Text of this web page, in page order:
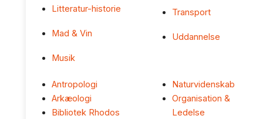
Litteratur-historie
Mad & Vin
Musik
Transport
Uddannelse
Antropologi
Arkæologi
Bibliotek Rhodos
Naturvidenskab
Organisation &
Ledelse